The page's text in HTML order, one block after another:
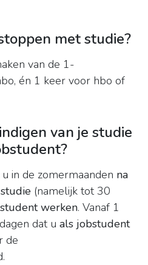
met studie?
van de 1-
én 1 keer voor hbo of
van je studie
in de zomermaanden na
studie (namelijk tot 30
werken. Vanaf 1
dat u als jobstudent
de